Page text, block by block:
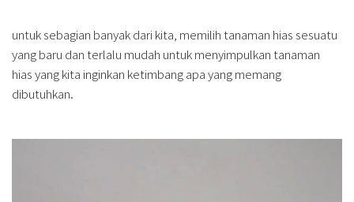
untuk sebagian banyak dari kita, memilih tanaman hias sesuatu
yang baru dan terlalu mudah untuk menyimpulkan tanaman
hias yang kita inginkan ketimbang apa yang memang
dibutuhkan.